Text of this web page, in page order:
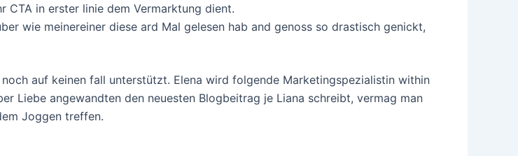
CTA in erster linie dem Vermarktung dient.
wie meinereiner diese ard Mal gelesen hab and genoss so drastisch genickt,
auf keinen fall unterstützt. Elena wird folgende Marketingspezialistin within
Liebe angewandten den neuesten Blogbeitrag je Liana schreibt, vermag man
Joggen treffen.